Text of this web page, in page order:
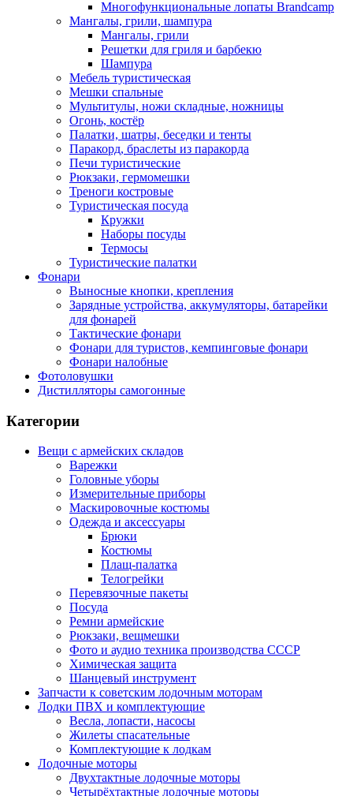
Многофункциональные лопаты Brandcamp
Мангалы, грили, шампура
Мангалы, грили
Решетки для гриля и барбекю
Шампура
Мебель туристическая
Мешки спальные
Мультитулы, ножи складные, ножницы
Огонь, костёр
Палатки, шатры, беседки и тенты
Паракорд, браслеты из паракорда
Печи туристические
Рюкзаки, гермомешки
Треноги костровые
Туристическая посуда
Кружки
Наборы посуды
Термосы
Туристические палатки
Фонари
Выносные кнопки, крепления
Зарядные устройства, аккумуляторы, батарейки
для фонарей
Тактические фонари
Фонари для туристов, кемпинговые фонари
Фонари налобные
Фотоловушки
Дистилляторы самогонные
Категории
Вещи с армейских складов
Варежки
Головные уборы
Измерительные приборы
Маскировочные костюмы
Одежда и аксессуары
Брюки
Костюмы
Плащ-палатка
Телогрейки
Перевязочные пакеты
Посуда
Ремни армейские
Рюкзаки, вещмешки
Фото и аудио техника производства СССР
Химическая защита
Шанцевый инструмент
Запчасти к советским лодочным моторам
Лодки ПВХ и комплектующие
Весла, лопасти, насосы
Жилеты спасательные
Комплектующие к лодкам
Лодочные моторы
Двухтактные лодочные моторы
Четырёхтактные лодочные моторы